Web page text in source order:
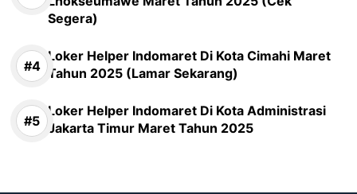
Segera)
Loker Helper Indomaret Di Kota Cimahi Maret
Tahun 2025 (Lamar Sekarang)
Loker Helper Indomaret Di Kota Administrasi
Jakarta Timur Maret Tahun 2025